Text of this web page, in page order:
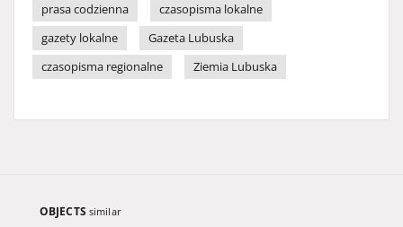
prasa codzienna
czasopisma lokalne
gazety lokalne
Gazeta Lubuska
czasopisma regionalne
Ziemia Lubuska
OBJECTS similar